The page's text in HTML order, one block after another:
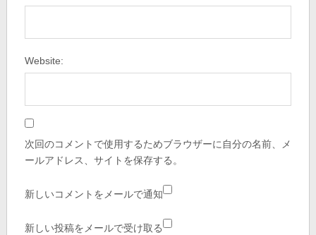
Website:
次回のコメントで使用するためブラウザーに自分の名前、メ
ールアドレス、サイトを保存する。
新しいコメントをメールで通知
新しい投稿をメールで受け取る